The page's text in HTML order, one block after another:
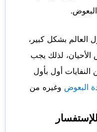
البعوض.
بشكل كبير،
لذلك يجب
النفايات أول بأول
البعوض وغيره من